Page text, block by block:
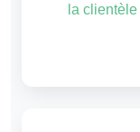
la clientèle